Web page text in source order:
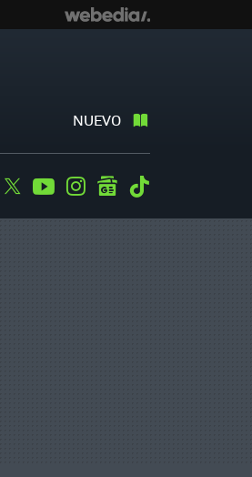
NUEVO
Facebook
TwitterYoutubeInstagramgooglenews